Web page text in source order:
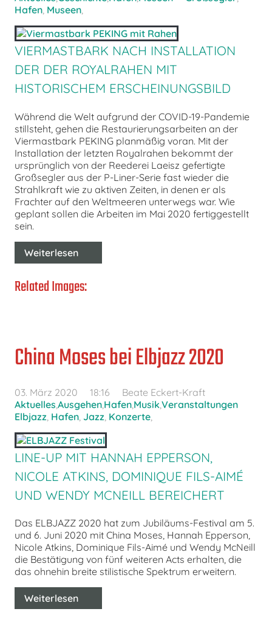
Hafen, Museen,
VIERMASTBARK NACH INSTALLATION
DER DER ROYALRAHEN MIT
HISTORISCHEM ERSCHEINUNGSBILD
Während die Welt aufgrund der COVID-19-Pandemie
stillsteht, gehen die Restaurierungsarbeiten an der
Viermastbark PEKING planmäßig voran. Mit der
Installation der letzten Royalrahen bekommt der
ursprünglich von der Reederei Laeisz gefertigte
Großsegler aus der P-Liner-Serie fast wieder die
Strahlkraft wie zu aktiven Zeiten, in denen er als
Frachter auf den Weltmeeren unterwegs war. Wie
geplant sollen die Arbeiten im Mai 2020 fertiggestellt
sein.
Weiterlesen
Related Images:
China Moses bei Elbjazz 2020
03. März 2020 18:16
Beate Eckert-Kraft
Aktuelles Ausgehen Hafen Musik Veranstaltungen
Elbjazz Hafen Jazz Konzerte
LINE-UP MIT HANNAH EPPERSON,
NICOLE ATKINS, DOMINIQUE FILS-AIMÉ
UND WENDY MCNEILL BEREICHERT
Das ELBJAZZ 2020 hat zum Jubiläums-Festival am 5.
und 6. Juni 2020 mit China Moses, Hannah Epperson,
Nicole Atkins, Dominique Fils-Aimé und Wendy McNeill
die Bestätigung von fünf weiteren Acts erhalten, die
das ohnehin breite stilistische Spektrum erweitern.
Weiterlesen